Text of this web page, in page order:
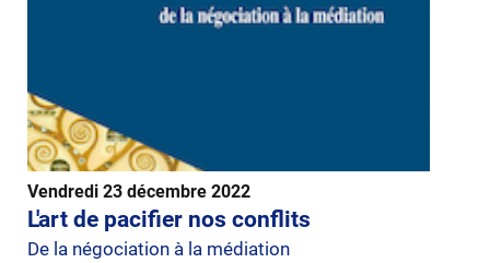
Vendredi 23 décembre 2022
L'art de pacifier nos conflits
De la négociation à la médiation